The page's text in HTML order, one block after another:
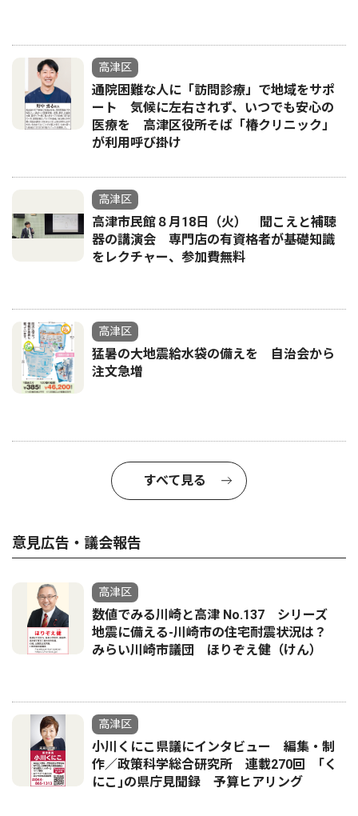
高津区
通院困難な人に「訪問診療」で地域をサポ
ート 気候に左右されず、いつでも安心の
医療を 高津区役所そば「椿クリニック」
が利用呼び掛け
高津区
高津市民館８月18日（火） 聞こえと補聴
器の講演会 専門店の有資格者が基礎知識
をレクチャー、参加費無料
高津区
猛暑の大地震給水袋の備えを 自治会から
注文急増
すべて見る
意見広告・議会報告
高津区
数値でみる川崎と高津 No.137 シリーズ
地震に備える-川崎市の住宅耐震状況は？
みらい川崎市議団 ほりぞえ健（けん）
高津区
小川くにこ県議にインタビュー 編集・制
作／政策科学総合研究所 連載270回 ｢く
にこ｣の県庁見聞録 予算ヒアリング